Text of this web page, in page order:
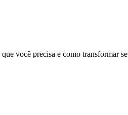
você precisa e como transformar